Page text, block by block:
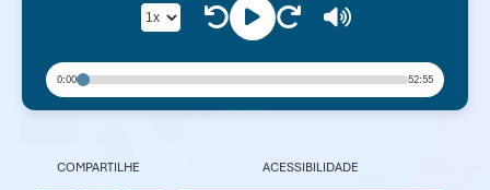
0:00 52:55
COMPARTILHE ACESSIBILIDADE